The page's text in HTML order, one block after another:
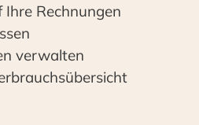
Rechnungen
verwalten